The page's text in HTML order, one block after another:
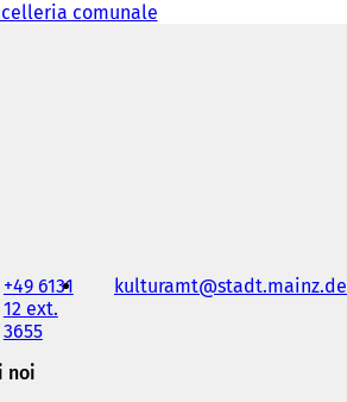
comunale
+49 6131
12 ext.
3655
kulturamt stadt.mainz de
noi